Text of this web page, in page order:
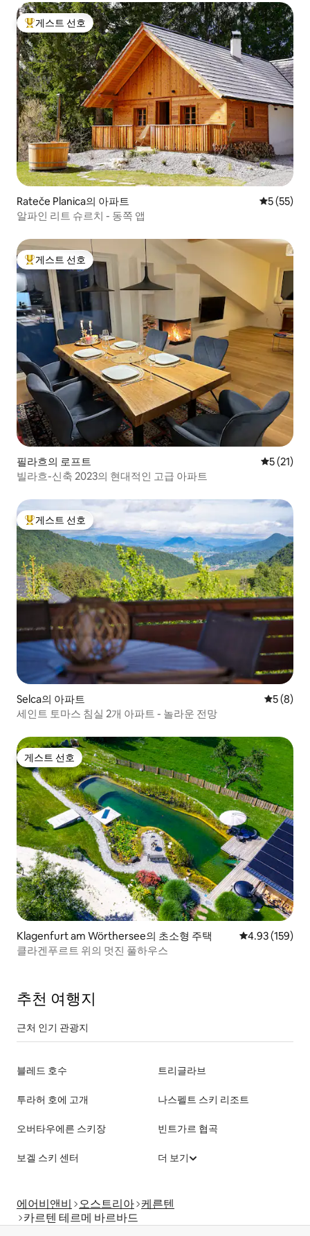
상위 게스트 선호
게스트 선호
Rateče Planica의 아파트 평점 5점
5 (55)
알파인 리트 슈르치 - 동쪽 앱
상위 게스트 선호
게스트 선호
필라흐의 로프트 평점 5점
5 (21)
빌라흐-신축 2023의 현대적인 고급 아파트
상위 게스트 선호
게스트 선호
Selca의 아파트 평점 5점
5 (8)
세인트 토마스 침실 2개 아파트 - 놀라운 전망
게스트 선호
게스트 선호
Klagenfurt am Wörthersee의 초소형 주택 평점 4.93점(5
4.93 (159)
클라겐푸르트 위의 멋진 풀하우스
추천 여행지
근처 인기 관광지
블레드 호수 트리글라브
투라허 호에 고개 나스펠트 스키 리조트
오버타우에른 스키장 빈트가르 협곡
보겔 스키 센터 더 보기
에어비앤비 오스트리아 케른텐
카르텐 테르메 바르바드